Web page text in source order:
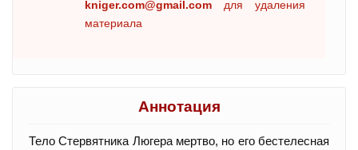
kniger.com@gmail.com для удаления
материала
Аннотация
Тело Стервятника Люгера мертво, но его бестелесная